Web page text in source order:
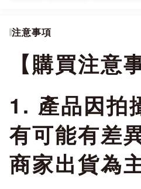
國際電話：
24835566
國際傳真：
24836677
http://
注意事項
【購買注意
1. 產品因拍
有可能有差
商家出貨為